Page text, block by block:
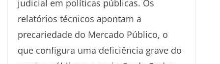
judicial em políticas públicas. Os
relatórios técnicos apontam a
precariedade do Mercado Público, o
que configura uma deficiência grave do